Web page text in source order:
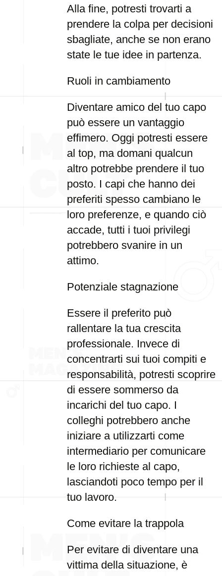
Alla fine, potresti trovarti a
prendere la colpa per decisioni
sbagliate, anche se non erano
state le tue idee in partenza.
Ruoli in cambiamento
Diventare amico del tuo capo
può essere un vantaggio
effimero. Oggi potresti essere
al top, ma domani qualcun
altro potrebbe prendere il tuo
posto. I capi che hanno dei
preferiti spesso cambiano le
loro preferenze, e quando ciò
accade, tutti i tuoi privilegi
potrebbero svanire in un
attimo.
Potenziale stagnazione
Essere il preferito può
rallentare la tua crescita
professionale. Invece di
concentrarti sui tuoi compiti e
responsabilità, potresti scoprire
di essere sommerso da
incarichi del tuo capo. I
colleghi potrebbero anche
iniziare a utilizzarti come
intermediario per comunicare
le loro richieste al capo,
lasciandoti poco tempo per il
tuo lavoro.
Come evitare la trappola
Per evitare di diventare una
vittima della situazione, è